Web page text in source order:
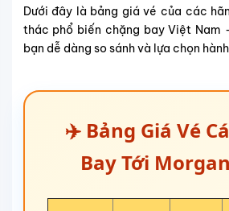
Dưới đây là bảng giá vé của các
thác phổ biến chặng bay Việt Nam
bạn dễ dàng so sánh và lựa chọn
✈️ Bảng Giá Vé
Bay Tới